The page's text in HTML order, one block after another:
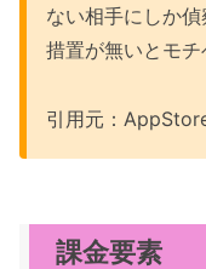
ない相手にしか
措置が無いとモチ
引用元：
課金要素